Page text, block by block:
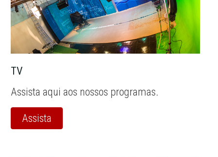
TV
Assista aqui aos nossos programas.
Assista